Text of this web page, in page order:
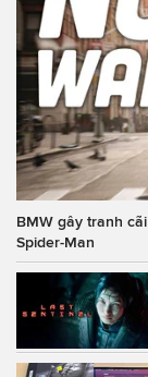
BMW gây tranh
Spider-Man